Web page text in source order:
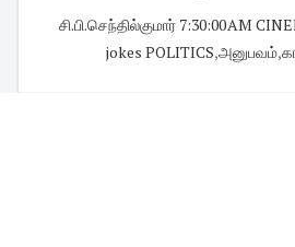
சி.பி.செந்தில்குமார்· 7:30:00 AM
jokes POLITICS,அனுபவம்,